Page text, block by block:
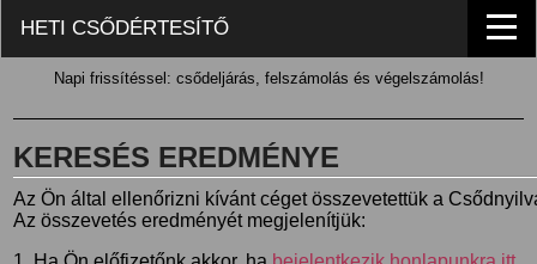
HETI CSŐDÉRTESÍTŐ
Napi frissítéssel: csődeljárás, felszámolás és végelszámolás!
KERESÉS EREDMÉNYE
Az Ön által ellenőrizni kívánt céget összevetettük a
Az összevetés eredményét megjelenítjük: